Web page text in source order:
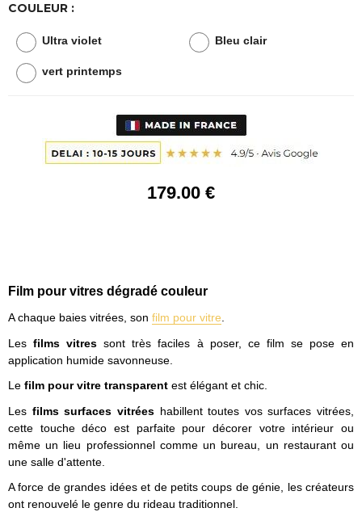
COULEUR :
Ultra violet Bleu clair
vert printemps
179.00 €
Film pour vitres dégradé couleur
A chaque baies vitrées, son film pour vitre
Lesfilms vitres sont très faciles à poser, ce film se pose en
application humide savonneuse.
Le film pour vitre transparent est élégant et chic.
Les films surfaces vitréeshabillent toutes vos surfaces vitrées,
cette touche déco est parfaite pour décorer votre intérieur ou
même un lieu professionnel comme un bureau, un restaurant ou
une salle d'attente.
A force de grandes idées et de petits coups de génie, les créateurs
ont renouvelé le genre du rideau traditionnel.